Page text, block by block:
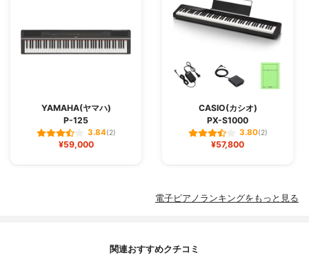
YAMAHA(ヤマハ)
P-125
3.84(2)
¥59,000
CASIO(カシオ)
PX-S1000
3.80(2)
¥57,800
電子ピアノランキングをもっと見る
関連おすすめクチコミ